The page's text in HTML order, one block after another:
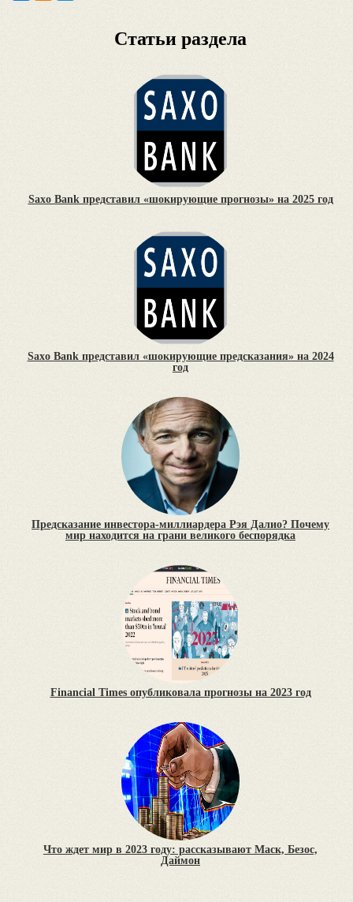
Статьи раздела
Saxo Bank представил «шокирующие прогнозы» на 2025 год
Saxo Bank представил «шокирующие предсказания» на 2024
год
Предсказание инвестора-миллиардера Рэя Далио? Почему
мир находится на грани великого беспорядка
Financial Times опубликовала прогнозы на 2023 год
Что ждет мир в 2023 году: рассказывают Маск, Безос,
Даймон